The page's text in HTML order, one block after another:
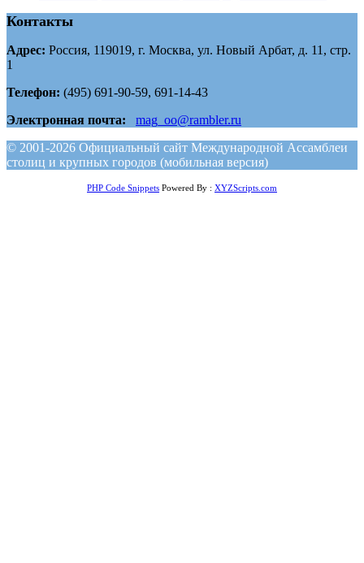
Контакты
Адрес: Россия, 119019, г. Москва, ул. Новый Арбат, д. 11, стр.
1
Телефон: (495) 691-90-59, 691-14-43
Электронная почта:
mag_oo@rambler.ru
© 2001-2026 Официальный сайт Международной Ассамблеи
столиц и крупных городов (мобильная версия)
PHP Code Snippets Powered By : XYZScripts.com